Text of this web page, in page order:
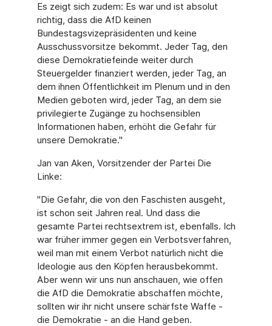
Es zeigt sich zudem: Es war und ist absolut
richtig, dass die AfD keinen
Bundestagsvizepräsidenten und keine
Ausschussvorsitze bekommt. Jeder Tag, den
diese Demokratiefeinde weiter durch
Steuergelder finanziert werden, jeder Tag, an
dem ihnen Öffentlichkeit im Plenum und in den
Medien geboten wird, jeder Tag, an dem sie
privilegierte Zugänge zu hochsensiblen
Informationen haben, erhöht die Gefahr für
unsere Demokratie."
Jan van Aken, Vorsitzender der Partei Die
Linke:
"Die Gefahr, die von den Faschisten ausgeht,
ist schon seit Jahren real. Und dass die
gesamte Partei rechtsextrem ist, ebenfalls. Ich
war früher immer gegen ein Verbotsverfahren,
weil man mit einem Verbot natürlich nicht die
Ideologie aus den Köpfen herausbekommt.
Aber wenn wir uns nun anschauen, wie offen
die AfD die Demokratie abschaffen möchte,
sollten wir ihr nicht unsere schärfste Waffe -
die Demokratie - an die Hand geben.